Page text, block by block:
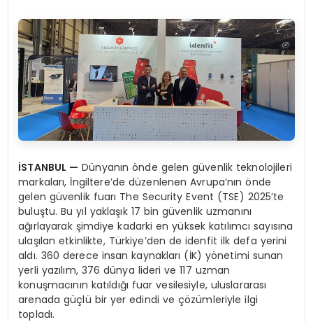
İSTANBUL — Dünyanın önde gelen güvenlik teknolojileri
markaları, İngiltere’de düzenlenen Avrupa’nın önde
gelen güvenlik fuarı The Security Event (TSE) 2025’te
buluştu. Bu yıl yaklaşık 17 bin güvenlik uzmanını
ağırlayarak şimdiye kadarki en yüksek katılımcı sayısına
ulaşılan etkinlikte, Türkiye’den de idenfit ilk defa yerini
aldı. 360 derece insan kaynakları (İK) yönetimi sunan
yerli yazılım, 376 dünya lideri ve 117 uzman
konuşmacının katıldığı fuar vesilesiyle, uluslararası
arenada güçlü bir yer edindi ve çözümleriyle ilgi
topladı.